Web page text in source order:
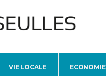
VIE LOCALE ECONOMIE